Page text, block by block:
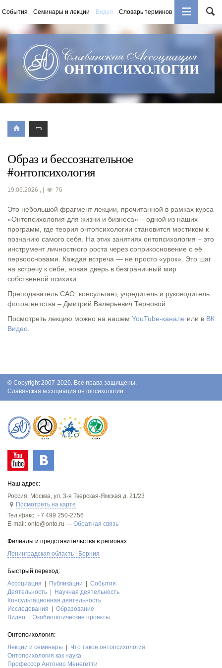
События Семинары и лекции Видео Словарь терминов Книги
Образ и бессознательное
#онтопсихология
19.06.2026 , 76
Это небольшой фрагмент лекции, прочитанной в рамках курса
«Онтопсихология для жизни и бизнеса» – одной из наших
программ, где теория онтопсихологии становится мостиком к
познанию самого себя. На этих занятиях онтопсихология – это
инструмент личностного роста через соприкосновение с её
первоосновами. Каждая встреча — не просто «урок». Это шаг
на встречу к себе, новая дверь в безграничный мир
собственной психики.
Преподаватель САО, консультант, учредитель и руководитель
фотоагентства – Дмитрий Валерьевич Терновой
Посмотреть лекцию можно на нашем YouTube-канале или в ВК
Видео.
© Copyright 2007-2026. Все права защищены.
Славянская ассоциация онтопсихологии
Наш адрес:
Россия, Москва, ул. 3-я Тверская-Ямская д. 21/23
Посмотреть на карте
Тел./факс: +7 499 250-2756
E-mail: onto@onto.ru — Обратная связь
Филиалы и представительства в регионах:
Ленинградская область | Берния
Быстрый переход:
Асcоциация
Публикации
События
Деятельность
Научная деятельность
Консультационная деятельность
Исследования
Образование
Видео
Экобиологические проекты
Онтопсихология:
Лекции и семинары
Что такое онтопсихология
Онтопсихология как наука
Профессор Антонио Менегетти